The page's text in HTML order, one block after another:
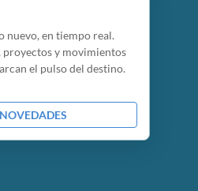
nuevo, en tiempo real.
proyectos y movimientos
el pulso del destino.